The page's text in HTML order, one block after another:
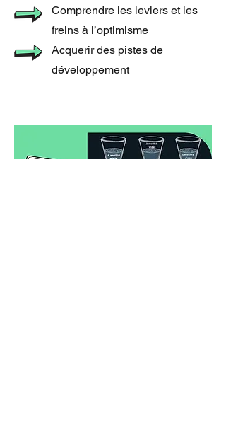
Comprendre les leviers et les
freins à l’optimisme
Acquerir des pistes de
développement